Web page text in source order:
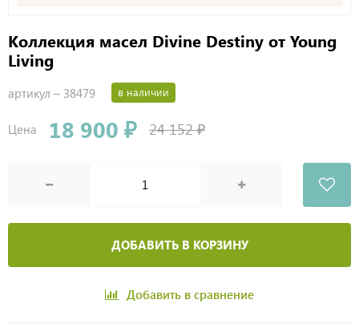
Коллекция масел Divine Destiny от Young
Living
артикул – 38479 в наличии
Цена 18 900 ₽ 24 152 ₽
ДОБАВИТЬ В КОРЗИНУ
Добавить в сравнение